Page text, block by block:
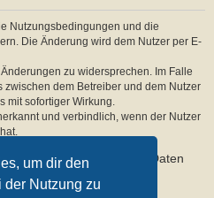
um dir den
der Nutzung zu
Nutzungsbedingungen und die
Die Änderung wird dem Nutzer per E-
zu widersprechen. Im Falle
zwischen dem Betreiber und dem Nutzer
mit sofortiger Wirkung.
und verbindlich, wenn der Nutzer
mit deinen persönlichen Daten
enthalten.